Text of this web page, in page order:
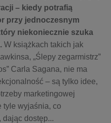
– kiedy potrafią
przy jednoczesnym
niekoniecznie szuka
W książkach takich jak
„Ślepy zegarmistrz”
Carla Sagana, nie ma
– są tylko idee,
marketingowej
tyle wyjaśnia, co
dając dostęp...